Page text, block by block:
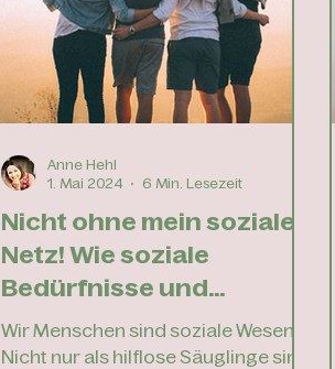
dieser Zeit, in der die Welt manchmal
ziemlich laut und bedrohlich wirkt,
Nicht ohne mein soziales
Netz! Wie soziale
Bedürfnisse und
emotionale und mentale
Gesundheit
Wir Menschen sind soziale Wesen.
Nicht nur als hilflose Säuglinge sind
Anne Hehl
1. Mai 2024
6 Min. Lesezeit